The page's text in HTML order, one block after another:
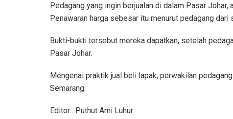
Pedagang yang ingin berjualan di dalam Pasar Johar,
Penawaran harga sebesar itu menurut pedagang dari
Bukti-bukti tersebut mereka dapatkan, setelah
Pasar Johar.
Mengenai praktik jual beli lapak, perwakilan
Semarang.
Editor : Puthut Ami Luhur